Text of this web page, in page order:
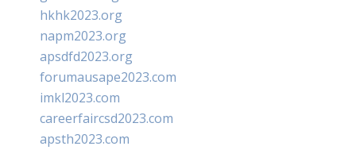
hkhk2023.org
napm2023.org
apsdfd2023.org
forumausape2023.com
imkl2023.com
careerfaircsd2023.com
apsth2023.com